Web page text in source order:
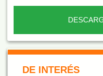
DE INTERÉS